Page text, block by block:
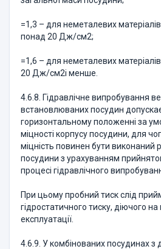
=1,3 – для неметалевих
понад 20 Дж/см2;
=1,6 – для неметалевих
20 Дж/см2і менше.
4.6.8. Гідравлічне випробування
встановлюваних посудин
горизонтальному положенні за
міцності корпусу посудини, для
міцність повинен бути виконаний
посудини з урахуванням
процесі гідравлічного
При цьому пробний тиск слід
гідростатичного тиску, діючого на
експлуатації.
4.6.9. У комбінованих посудинах з